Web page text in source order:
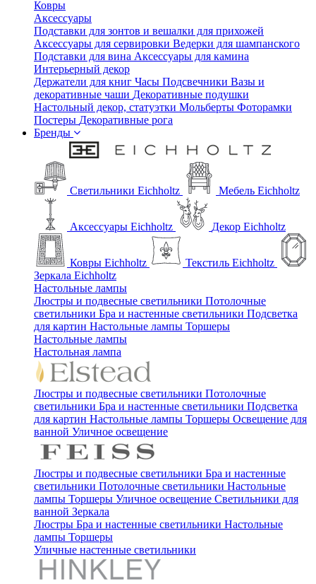
Ковры
Аксессуары
Подставки для зонтов и вешалки для прихожей
Аксессуары для сервировки Ведерки для шампанского
Подставки для вина Аксессуары для камина
Интерьерный декор
Держатели для книг Часы Подсвечники Вазы и
декоративные чаши Декоративные подушки
Настольный декор, статуэтки Мольберты Фоторамки
Постеры Декоративные рога
Бренды
Светильники Eichholtz Мебель Eichholtz
Аксессуары Eichholtz Декор Eichholtz
Ковры Eichholtz
Текстиль Eichholtz
Зеркала Eichholtz
Настольные лампы
Люстры и подвесные светильники Потолочные
светильники Бра и настенные светильники Подсветка
для картин Настольные лампы Торшеры
Настольные лампы
Настольная лампа
Люстры и подвесные светильники Потолочные
светильники Бра и настенные светильники Подсветка
для картин Настольные лампы Торшеры Освещение для
ванной Уличное освещение
Люстры и подвесные светильники Бра и настенные
светильники Потолочные светильники Настольные
лампы Торшеры Уличное освещение Светильники для
ванной Зеркала
Люстры Бра и настенные светильники Настольные
лампы Торшеры
Уличные настенные светильники